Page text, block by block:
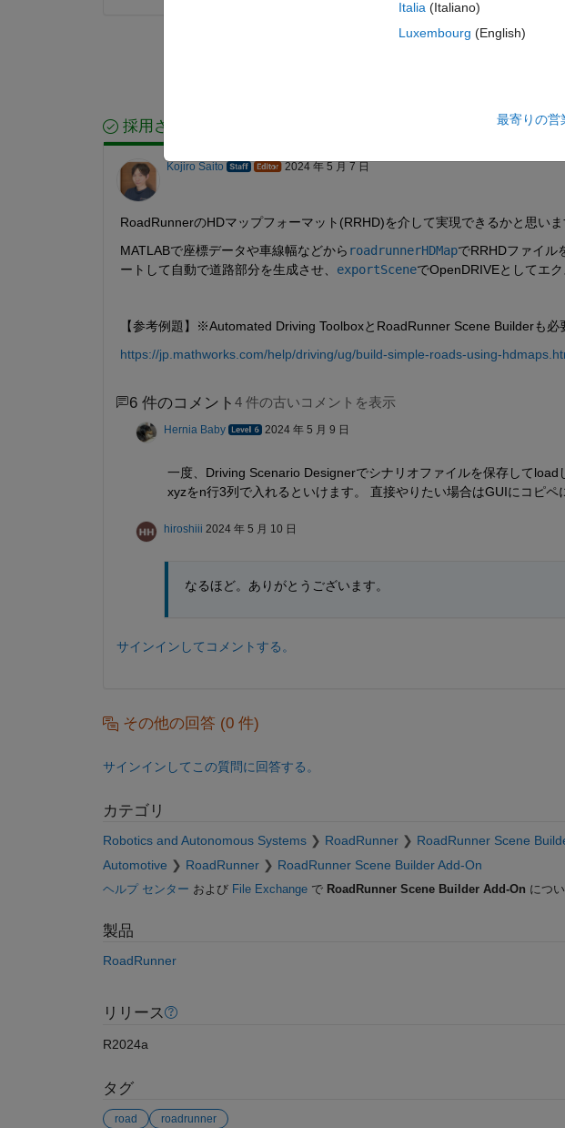
採用された回答
Kojiro Saito 2024 年 5 月 7 日
RoadRunnerのHDマップフォーマット(RRHD)を介して実現できるかと思いま
MATLABで座標データや車線幅などから roadrunnerHDMapでRRHDファイル
ートして自動で道路部分を生成させ、 exportSceneでOpenDRIVEとしてエ
【参考例題】※Automated Driving ToolboxとRoadRunner Scene Builderも必
https://jp.mathworks.com/help/driving/ug/build-simple-roads-using-
6 件のコメント 4 件の古いコメントを表示
Hernia Baby 2024 年 5 月 9 日
一度、Driving Scenario Designerでシナリオファイルを保存して
xyzをn行3列で入れるといけます。 直接やりたい場合はGUIにコピペ
hiroshiii 2024 年 5 月 10 日
なるほど。ありがとうございます。
サインインしてコメントする。
その他の回答 (0 件)
サインインしてこの質問に回答する。
カテゴリ
Robotics and Autonomous Systems RoadRunner
RoadRunner Scene
Automotive
RoadRunner RoadRunner Scene Builder Add-On
ヘルプ センター および File Exchangeで RoadRunner Scene Builder Add-On につ
製品
RoadRunner
リリース
R2024a
タグ
road roadrunner
Italia (Italiano)
Luxembourg (English)
最寄りの営